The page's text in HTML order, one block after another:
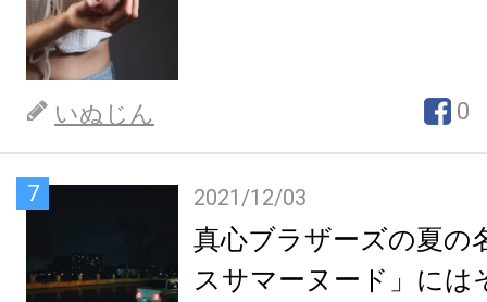
いぬじん 0
7 2021/12/03
真心ブラザーズの夏の
スサマーヌード」には